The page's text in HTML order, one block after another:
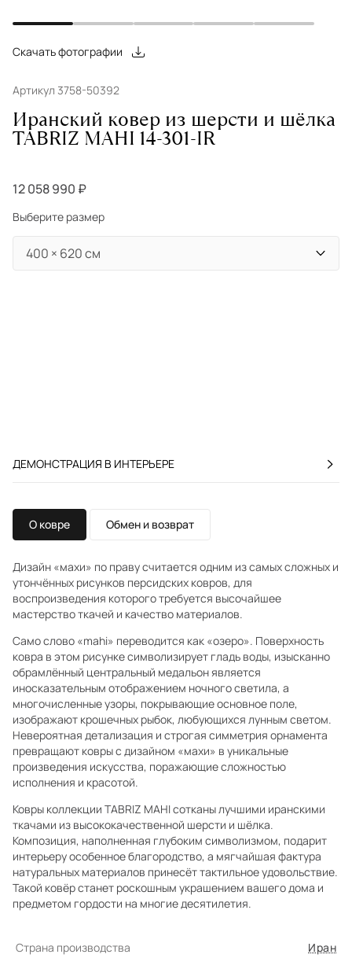
Скачать фотографии
Артикул 3758-50392
Иранский ковер из шерсти и шёлка
TABRIZ MAHI 14-301-IR
12 058 990 ₽
Выберите размер
ДЕМОНСТРАЦИЯ В ИНТЕРЬЕРЕ
О ковре Обмен и возврат
Дизайн «махи» по праву считается одним из самых сложных и
утончённых рисунков персидских ковров, для
воспроизведения которого требуется высочайшее
мастерство ткачей и качество материалов.
Само слово «mahi» переводится как «озеро». Поверхность
ковра в этом рисунке символизирует гладь воды, изысканно
обрамлённый центральный медальон является
иносказательным отображением ночного светила, а
многочисленные узоры, покрывающие основное поле,
изображают крошечных рыбок, любующихся лунным светом.
Невероятная детализация и строгая симметрия орнамента
превращают ковры с дизайном «махи» в уникальные
произведения искусства, поражающие сложностью
исполнения и красотой.
Ковры коллекции TABRIZ MAHI сотканы лучшими иранскими
ткачами из высококачественной шерсти и шёлка.
Композиция, наполненная глубоким символизмом, подарит
интерьеру особенное благородство, а мягчайшая фактура
натуральных материалов принесёт тактильное удовольствие.
Такой ковёр станет роскошным украшением вашего дома и
предметом гордости на многие десятилетия.
Страна производства Иран